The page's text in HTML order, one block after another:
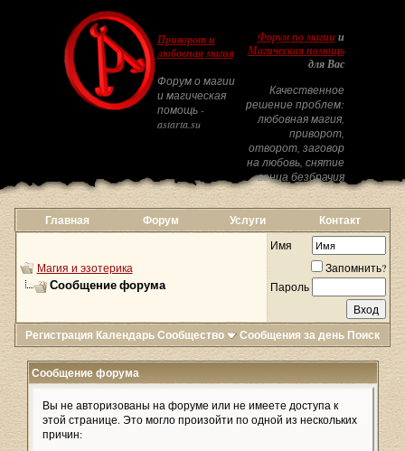
Приворот и
любовная магия
Форум о магии
и магическая
помощь -
astarta.su
Форум по магиии
Магическая помощь
для Вас
Качественное
решение проблем:
любовная магия,
приворот,
отворот, заговор
на любовь, снятие
венца безбрачия
Главная Форум Услуги Контакт
Магия и эзотерика
Сообщение форума
Имя
Запомнить?
Пароль
Регистрация КалендарьСообщество Сообщения за день Поиск
Сообщение форума
Вы не авторизованы на форуме или не имеете доступа к
этой странице. Это могло произойти по одной из нескольких
причин: